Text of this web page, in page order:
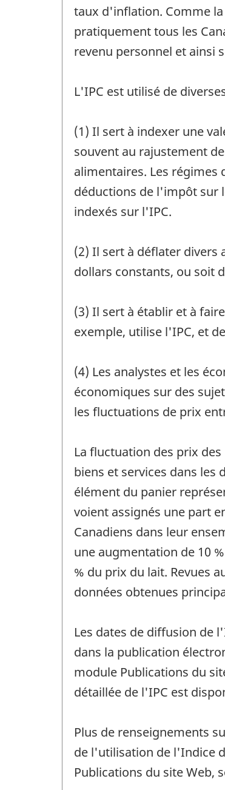
taux d'inflation. Comme
pratiquement tous les
revenu personnel et ainsi
L'IPC est utilisé de
(1) Il sert à indexer une
souvent au rajustement
alimentaires. Les régimes
déductions de l'impôt sur
indexés sur l'IPC.
(2) Il sert à déflater divers
dollars constants, ou soit
(3) Il sert à établir et à
exemple, utilise l'IPC, et
(4) Les analystes et les
économiques sur des
les fluctuations de prix
La fluctuation des prix
biens et services dans les
élément du panier
voient assignés une part
Canadiens dans leur
une augmentation de 10
% du prix du lait. Revues
données obtenues
Les dates de diffusion de
dans la publication
module Publications du
détaillée de l'IPC est
Plus de renseignements
de l'utilisation de l'Indice
Publications du site Web,